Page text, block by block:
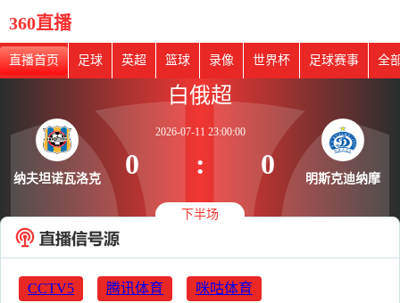
360直播
直播首页 足球 英超 篮球 录像 世界杯 足球赛事 全
纳夫坦诺瓦洛克
白俄超
2026-07-11 23:00:00
0 : 0
下半场
明斯克迪纳摩
CCTV5 腾讯体育 咪咕体育